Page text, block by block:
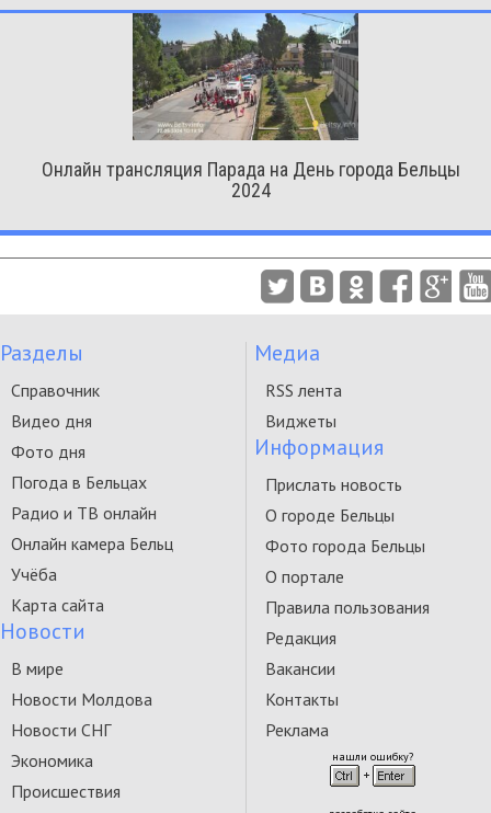
Онлайн трансляция Парада на День города Бельцы
2024
Разделы
Справочник
Видео дня
Фото дня
Погода в Бельцах
Радио и ТВ онлайн
Онлайн камера Бельц
Учёба
Карта сайта
Новости
В мире
Новости Молдова
Новости СНГ
Экономика
Происшествия
Медиа
RSS лента
Виджеты
Информация
Прислать новость
О городе Бельцы
Фото города Бельцы
О портале
Правила пользования
Редакция
Вакансии
Контакты
Реклама
нашли ошибку?